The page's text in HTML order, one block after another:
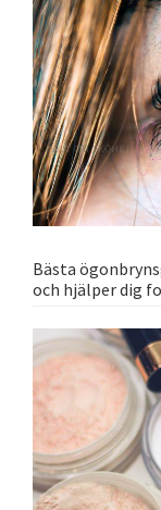
Bästa
och hjälper dig